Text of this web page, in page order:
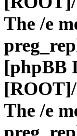
The /e
[phpBB
The /e